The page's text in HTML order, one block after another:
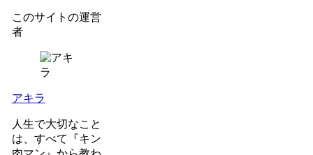
このサイトの運営
者
アキラ
人生で大切なこと
は、すべて『キン